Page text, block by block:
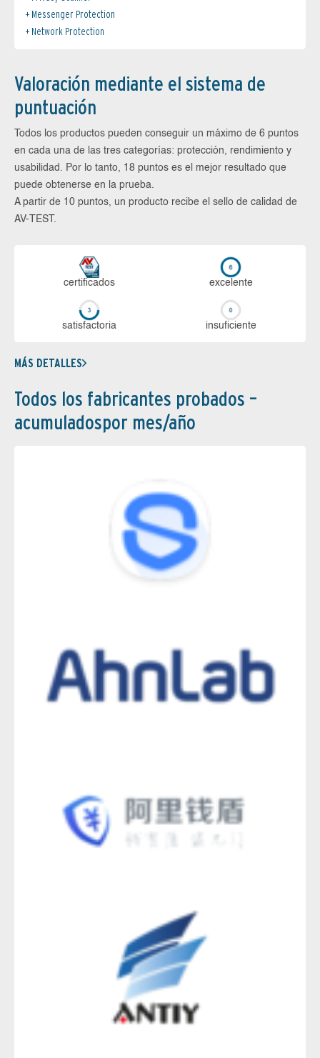
Messenger Protection
Network Protection
Valoración mediante el sistema de
puntuación
Todos los productos pueden conseguir un máximo de 6 puntos
en cada una de las tres categorías: protección, rendimiento y
usabilidad. Por lo tanto, 18 puntos es el mejor resultado que
puede obtenerse en la prueba.
A partir de 10 puntos, un producto recibe el sello de calidad de
AV-TEST.
certi­ficados ex­ce­len­te
sa­tis­fac­to­ria in­su­fi­cien­te
MÁS DETALLES
Todos los fabricantes probados –
acumuladospor mes/año